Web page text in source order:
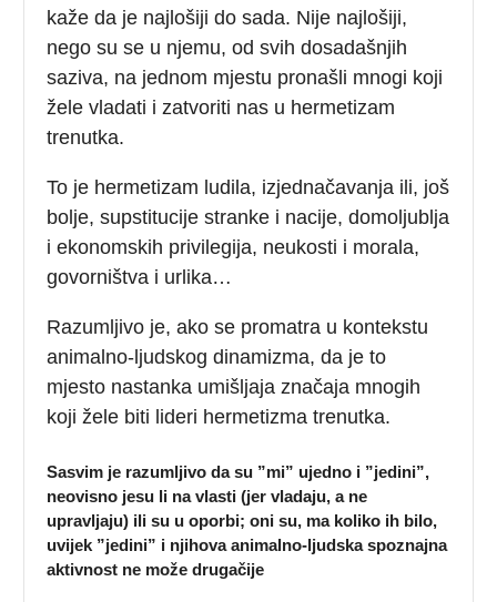
kaže da je najlošiji do sada. Nije najlošiji,
nego su se u njemu, od svih dosadašnjih
saziva, na jednom mjestu pronašli mnogi koji
žele vladati i zatvoriti nas u hermetizam
trenutka.
To je hermetizam ludila, izjednačavanja ili, još
bolje, supstitucije stranke i nacije, domoljublja
i ekonomskih privilegija, neukosti i morala,
govorništva i urlika…
Razumljivo je, ako se promatra u kontekstu
animalno-ljudskog dinamizma, da je to
mjesto nastanka umišljaja značaja mnogih
koji žele biti lideri hermetizma trenutka.
Sasvim je razumljivo da su ”mi” ujedno i ”jedini”,
neovisno jesu li na vlasti (jer vladaju, a ne
upravljaju) ili su u oporbi; oni su, ma koliko ih bilo,
uvijek ”jedini” i njihova animalno-ljudska spoznajna
aktivnost ne može drugačije